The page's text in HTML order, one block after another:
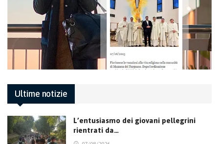
Ultime notizie
L’entusiasmo dei giovani pellegrini
rientrati da…